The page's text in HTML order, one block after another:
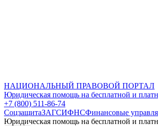
НАЦИОНАЛЬНЫЙ ПРАВОВОЙ ПОРТАЛ
Юридическая помощь на бесплатной и
+7 (800) 511-86-74
СоцзащитаЗАГСИФНСФинансовые
Юридическая помощь на бесплатной и